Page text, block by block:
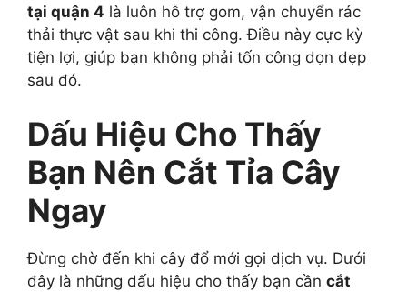
tại quận 4 là luôn hỗ trợ gom, vận chuyển rác
thải thực vật sau khi thi công. Điều này cực kỳ
tiện lợi, giúp bạn không phải tốn công dọn dẹp
sau đó.
Dấu Hiệu Cho Thấy
Bạn Nên Cắt Tỉa Cây
Ngay
Đừng chờ đến khi cây đổ mới gọi dịch vụ. Dưới
đây là những dấu hiệu cho thấy bạn cần cắt